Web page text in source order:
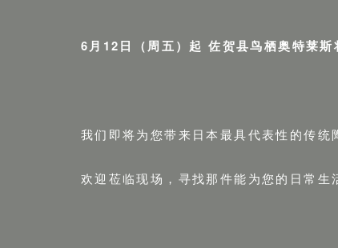
6月12日（周五）起 佐贺县鸟栖奥特莱斯
我们即将为您带来日本最具代表性的传
欢迎莅临现场，寻找那件能为您的日常生